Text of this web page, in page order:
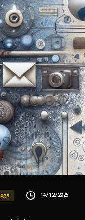
14/12/2025